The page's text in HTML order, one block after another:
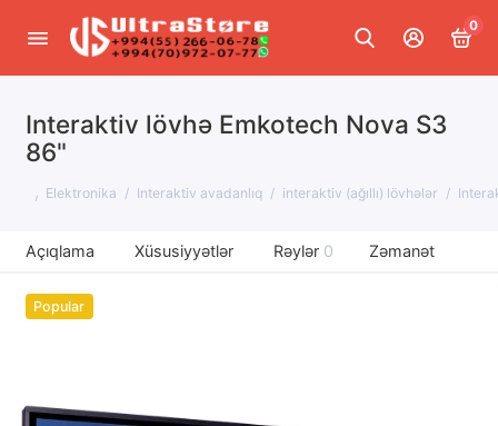
0
Interaktiv lövhə Emkotech Nova S3
86"
Elektronika Interaktiv avadanlıq interaktiv (ağıllı) lövhələr
Açıqlama Xüsusiyyətlər Rəylər 0 Zəmanət
Popular